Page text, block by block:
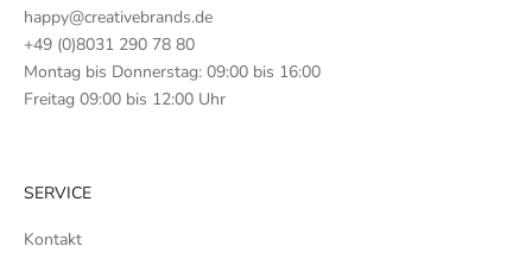
happy@creativebrands.de
+49 (0)8031 290 78 80
Montag bis Donnerstag: 09:00 bis 16:00
Freitag 09:00 bis 12:00 Uhr
SERVICE
Kontakt